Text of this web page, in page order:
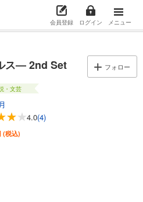
会員登録 ログイン メニュー
ス― 2nd Set フォロー
・文芸
4.0(4)
(税込)